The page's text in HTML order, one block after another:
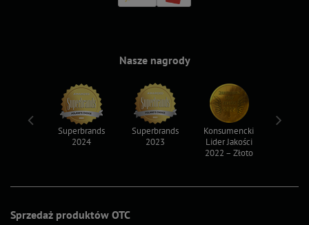
Sprzedaż produktów OTC
Nasze nagrody
Superbrands
2024
Superbrands
2023
Konsumencki
Lider Jakości
2022 – Złoto